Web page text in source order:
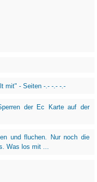
mit" - Seiten -.- -.- -.-
der Ec Karte auf der
und fluchen. Nur noch die
Was los mit ...